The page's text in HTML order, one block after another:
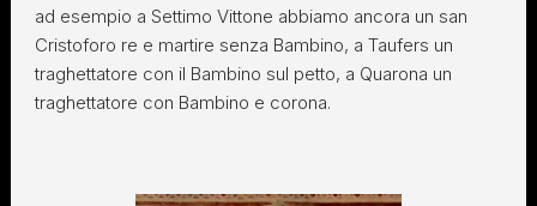
ad esempio a Settimo Vittone abbiamo ancora un san
Cristoforo re e martire senza Bambino, a Taufers un
traghettatore con il Bambino sul petto, a Quarona un
traghettatore con Bambino e corona.